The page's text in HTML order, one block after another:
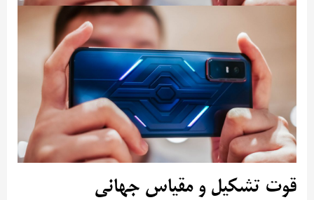
قوت تشکیل و مقیاس جهانی